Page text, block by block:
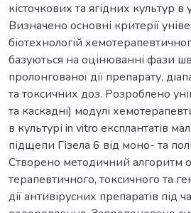
кісточкових та ягідних культур в
Визначено основні критерії
біотехнологій
базуються на оцінюванні фази
пролонгованої дії препарату,
та токсичних доз. Розроблено
та каскадні) модулі
в культурі in vitro експлантатів
підщепи Гізела 6 від моно- та
Створено методичний алгоритм
терапевтичного, токсичного та
дії антивірусних препаратів під